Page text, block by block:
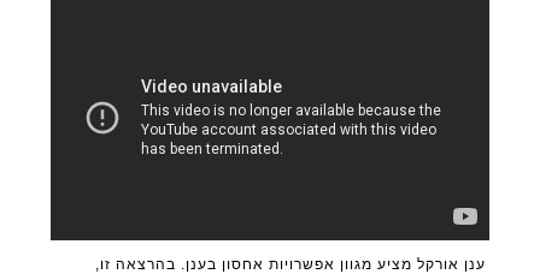
ענן אורקל מציע מגוון אפשרויות אחסון בענן. בהרצאה זו,